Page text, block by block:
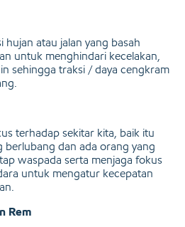
hujan atau jalan yang basah
untuk menghindari kecelakan,
sehingga traksi / daya cengkram
terhadap sekitar kita, baik itu
berlubang dan ada orang yang
waspada serta menjaga fokus
untuk mengatur kecepatan
Rem